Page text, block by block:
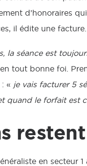
d’honoraires
il édite une facture.
la séance est
tout bonne foi.
« je vais facturer 5
quand le forfait est
en secteur